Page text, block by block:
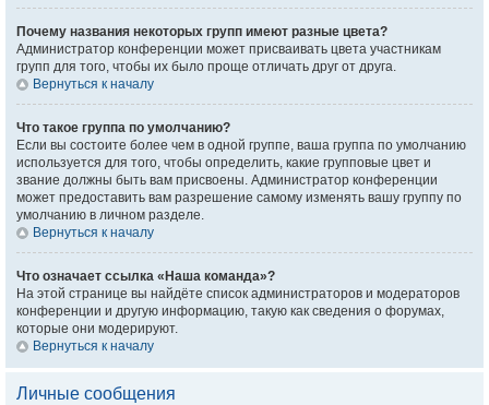
Почему названия некоторых групп имеют разные цвета?
Администратор конференции может присваивать цвета участникам
групп для того, чтобы их было проще отличать друг от друга.
Вернуться к началу
Что такое группа по умолчанию?
Если вы состоите более чем в одной группе, ваша группа по умолчанию
используется для того, чтобы определить, какие групповые цвет и
звание должны быть вам присвоены. Администратор конференции
может предоставить вам разрешение самому изменять вашу группу по
умолчанию в личном разделе.
Вернуться к началу
Что означает ссылка «Наша команда»?
На этой странице вы найдёте список администраторов и модераторов
конференции и другую информацию, такую как сведения о форумах,
которые они модерируют.
Вернуться к началу
Личные сообщения